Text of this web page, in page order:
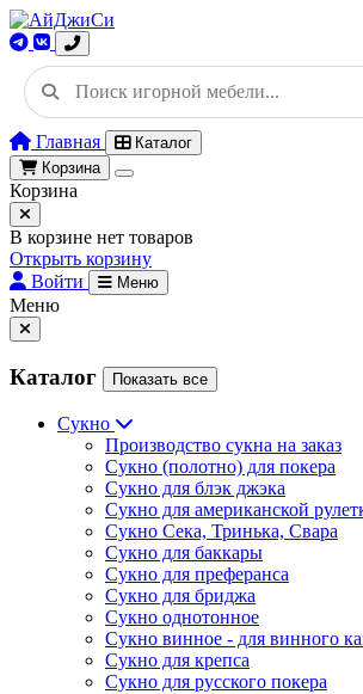
Главная
Каталог
Корзина
Корзина
В корзине нет товаров
Открыть корзину
Войти
Меню
Меню
Каталог Показать все
Сукно
Производство сукна на заказ
Сукно (полотно) для покера
Сукно для блэк джэка
Сукно для американской
Сукно Сека, Тринька, Свара
Сукно для баккары
Сукно для преферанса
Сукно для бриджа
Сукно однотонное
Сукно винное - для винного
Сукно для крепса
Сукно для русского покера